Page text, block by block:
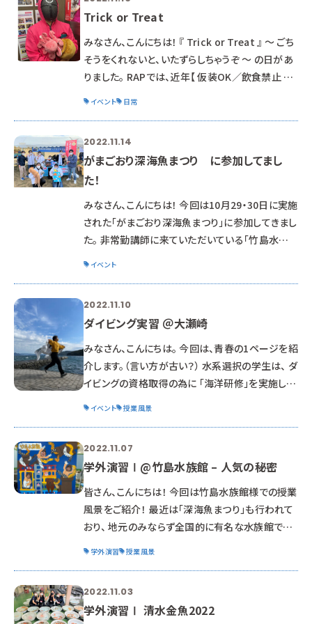
Trick or Treat
みなさん、こんにちは！ 『 Trick or Treat 』 ～ ごち
そうをくれないと、いたずらしちゃうぞ ～ の日があ
りました。 RAPでは、近年【 仮装OK／飲食禁止 】で
ム。 突貫工事で「ポチタ」現る （チェインソーマンよ
り） 先生たちも参加！ さぁ教員は誰でしょう。 （一
人とは限らないょ） 仮装のまま 午後授業に突入!!
一定の点数が
イベント 日常
2022.11.14
がまごおり深海魚まつり に参加してまし
た！
みなさん、こんにちは！ 今回は10月29・30日に実施
された「がまごおり深海魚まつり」に参加してきまし
た。 非常勤講師に来ていただいている「竹島水族
（๑✧∀✧๑） ズバリ！ これ！ｷｬ━━━━(ﾟ
∀ﾟ)━━━━!! ワークショップ！ ✧*。
٩(ˊωˋ*)و✧*。 モノづくりを通して、生き物に興味
を持ってもらう 体
イベント
2022.11.10
ダイビング実習 ＠大瀬崎
みなさん、こんにちは。 今回は、青春の1ページを紹
介します。（言い方が古い？） 水系選択の学生は、 ダ
イビングの資格取得の為に 「海洋研修」を実施しま
西伊豆のダイビングスポットです。 今回は2チーム
に分けて研修を実施しました。 Aちーむ。 Bちーむ。
授業を通して、プールでの練習を積んできました
が 実際の海では、波があり、風があり と 自然の
偉大さ
イベント 授業風景
2022.11.07
学外演習Ⅰ@竹島水族館 – 人気の秘密
皆さん、こんにちは！ 今回は竹島水族館様での授業
風景をご紹介！ 最近は「深海魚まつり」も行われて
おり、 地元のみならず全国的に有名な水族館です。
リ。 深海の生き物に触れるのも水族館があってこそ
ですね。 オリジナル顔ハメパネル。 突っ込んでみた
学外演習 授業風景
2022.11.03
学外演習Ⅰ 清水金魚2022